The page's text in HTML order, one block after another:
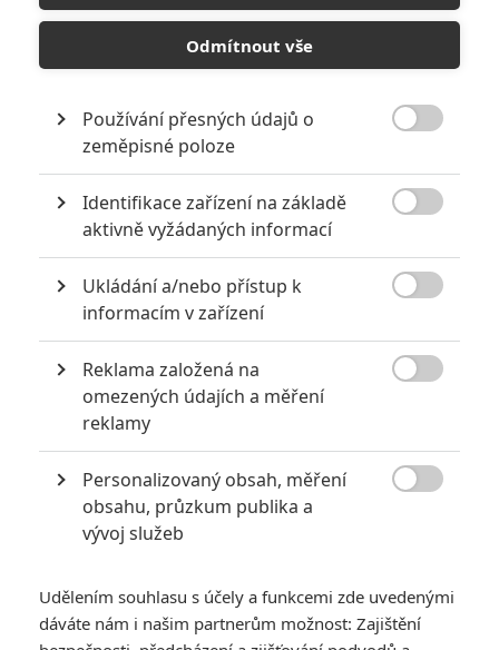
O tom, že filmové série nejsou jen doménou milionových
značek z USA, nám před pár dny přišel do kin připomenout
film z prostředí speciálního kriminálního oddělení Q, s kterým
jsme se mohli seznámit již ve filmu
snímky vycházejí z knižních předloh spisovateleJussiho
Adler-Olsenaa na cestě na stříbrná plátna je už i adaptace
třetího románu.
Děj rozvíjí vyšetřování dvě dekády starých vražd v internátní
Nesrovnalosti v starých složkách je vedou k pátrání po
zmizelé svědkyni. O tu se však zajímají i další lidi a
detektivové tak rozmotávají případ, který je protkaný skrz
nejvyšší vrstvy dánské společnosti.
Z předešlého filmu se vrátili představitelé hlavních rolí -
Nikolaj Lie Kaas, který se kromě různých domácích projektů
číslo 44. Jeho pomocníka opět ztvárnilFares Fares, taktéž
účinkující ve zmíněném Child 44 . Režisérem je opět
Odmítnout vše
Používání přesných údajů o
zeměpisné poloze
Identifikace zařízení na základě
aktivně vyžádaných informací
Ukládání a/nebo přístup k
informacím v zařízení
Reklama založená na
omezených údajích a měření
reklamy
Personalizovaný obsah, měření
obsahu, průzkum publika a
vývoj služeb
Udělením souhlasu s účely a funkcemi zde uvedenými
dáváte nám i našim partnerům možnost: Zajištění